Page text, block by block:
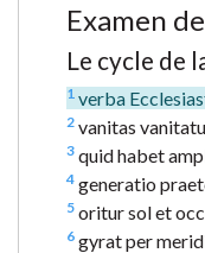
Examen
Le cycle de
1 verba
2 vanitas
3 quid habet
4 generatio
5 oritur sol et
6 gyrat per